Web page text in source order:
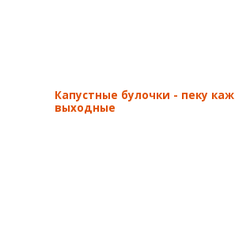
Капустные булочки - пеку
выходные